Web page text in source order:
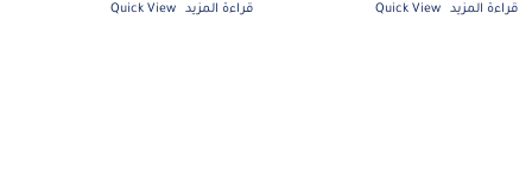
قراءة المزيد Quick View قراءة المزيد Quick View